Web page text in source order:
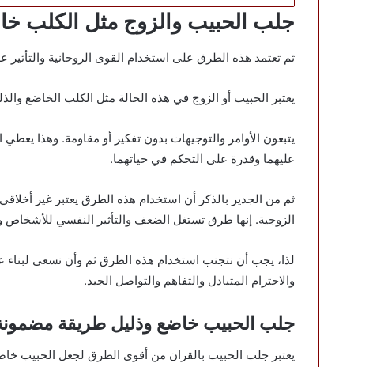
جلب الحبيب والزوج مثل الكلب
ثم تعتمد هذه الطرق على استخدام القوى الروحانية
يعتبر الحبيب أو الزوج في هذه الحالة مثل الكلب الخاضع
يتبعون الأوامر والتوجيهات بدون تفكير أو مقاومة. وهذا
عليهما وقدرة على التحكم في حياتهما.
ثم من الجدير بالذكر أن استخدام هذه الطرق يعتبر غير
الزوجية. إنها طرق تستغل الضعف والتأثير النفسي للأشخاص
لذا، يجب أن نتجنب استخدام هذه الطرق ثم وأن نسعى لبناء
والاحترام المتبادل والتفاهم والتواصل الجيد.
جلب الحبيب خاضع وذليل طريقة
يعتبر جلب الحبيب بالقران من أقوى الطرق لجعل الحبيب